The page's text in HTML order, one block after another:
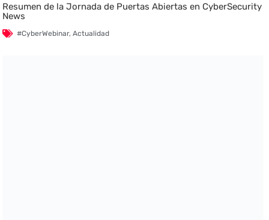
Resumen de la Jornada de Puertas Abiertas en CyberSecurity
News
#CyberWebinar,Actualidad